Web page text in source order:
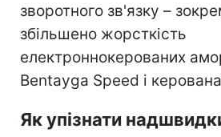
зворотного зв'язку –
збільшено жорсткість
електроннокерованих
Bentayga Speed ​​і
Як упізнати